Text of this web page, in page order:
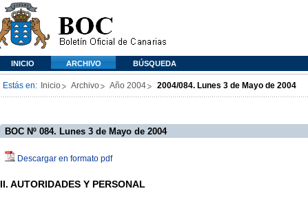
INICIO ARCHIVO BÚSQUEDA
Estás en: Inicio Archivo Año 2004 2004/084. Lunes 3 de Mayo de 2004
BOC Nº 084. Lunes 3 de Mayo de 2004
Descargar en formato pdf
II. AUTORIDADES Y PERSONAL